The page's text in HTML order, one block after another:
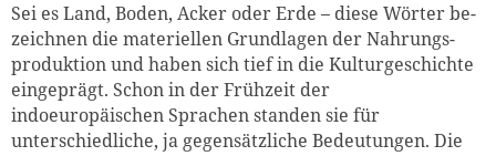
Sei es Land, Boden, Acker oder Erde – diese Wörter be­
zeichnen die materiellen Grundlagen der Nahrungs­
produktion und haben sich tief in die Kulturgeschichte
eingeprägt. Schon in der Frühzeit der
indoeuropäischen Sprachen standen sie für
unterschiedliche, ja gegensätzliche Bedeutungen. Die